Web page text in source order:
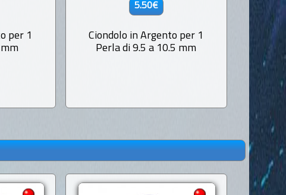
per 1
5.50€
Ciondolo in Argento per 1
Perla di 9.5 a 10.5 mm
in